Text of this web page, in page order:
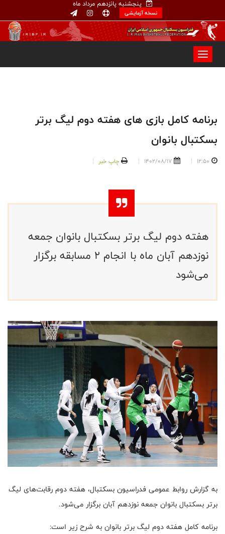
پنجشنبه پانزدهم مرداد ماه
نسخه آزمایشی
برنامه کامل بازی های هفته دوم لیگ برتر
بسکتبال بانوان
12:50
1402/08/17 چاپ خبر
هفته دوم لیگ برتر بسکتبال بانوان جمعه
نوزدهم آبان ماه با انجام 2 مسابقه برگزار
می‌شود
به گزارش روابط عمومی فدراسیون بسکتبال، هفته دوم رقابت‌های لیگ
برتر بسکتبال بانوان جمعه نوزدهم آبان برگزار می‌شود.
برنامه کامل هفته دوم لیگ برتر بانوان به شرح زیر است: